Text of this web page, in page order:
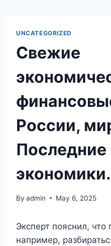
contentUNCATEGORIZED
Свежие
России,
Последние
экономики.
By admin May 6, 2025
Эксперт пояснил, что
например,